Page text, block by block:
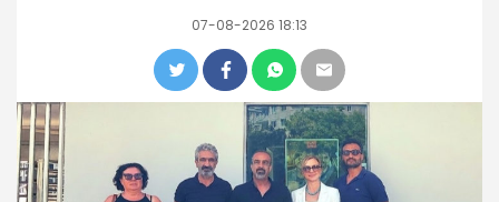
07-08-2026 18:13